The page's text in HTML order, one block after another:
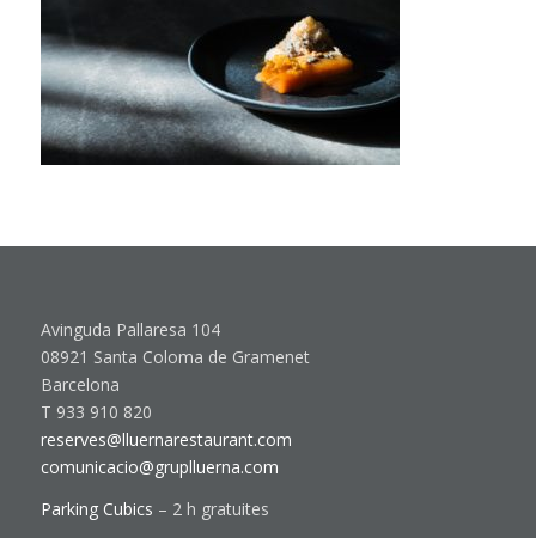
Avinguda Pallaresa 104
08921 Santa Coloma de Gramenet
Barcelona
T 933 910 820
reserves@lluernarestaurant.com
comunicacio@gruplluerna.com
Parking Cubics – 2 h gratuites